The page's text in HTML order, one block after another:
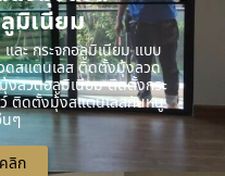
มิเนียม
ละ กระจกอลูมิเนียม แบบ
ดสแตนเลส ติดตั้งมุ้งลวด
ลวดอลูมิเนียม ติดตั้งกระ
ติดตั้งมุ้งสแตนเลสกันหนู
ๆ
ลิก